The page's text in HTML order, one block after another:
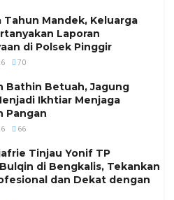
Tahun Mandek, Keluarga
Laporan
di Polsek Pinggir
70
Bathin Betuah, Jagung
Ikhtiar Menjaga
Pangan
66
Tinjau Yonif TP
di Bengkalis, Tekankan
dan Dekat dengan